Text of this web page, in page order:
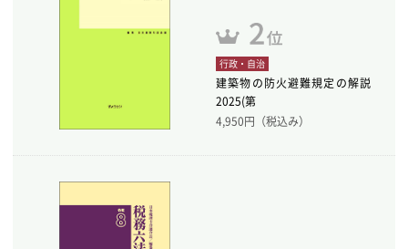
行政・自治
建築物の防火避難規定の解説
2025(第
4,950円（税込み）